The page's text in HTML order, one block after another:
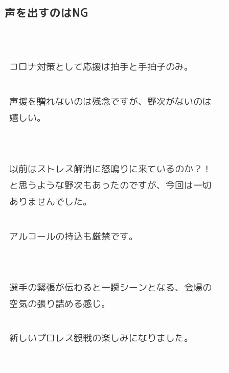
声を出すのはNG
コロナ対策として応援は拍手と手拍子のみ。
声援を贈れないのは残念ですが、野次がないのは
嬉しい。
以前はストレス解消に怒鳴りに来ているのか？！
と思うような野次もあったのですが、今回は一切
ありませんでした。
アルコールの持込も厳禁です。
選手の緊張が伝わると一瞬シーンとなる、会場の
空気の張り詰める感じ。
新しいプロレス観戦の楽しみになりました。